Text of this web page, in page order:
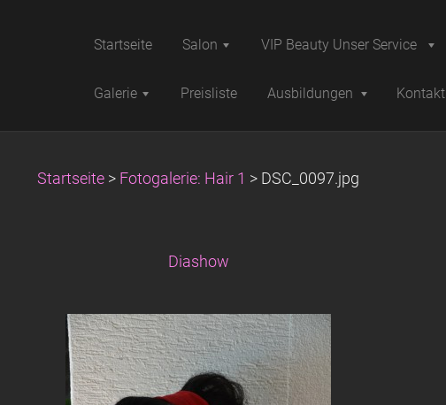
Startseite Salon VIP Beauty Unser Service
Galerie Preisliste Ausbildungen Kontakt
Startseite > Fotogalerie: Hair 1 > DSC_0097.jpg
Diashow